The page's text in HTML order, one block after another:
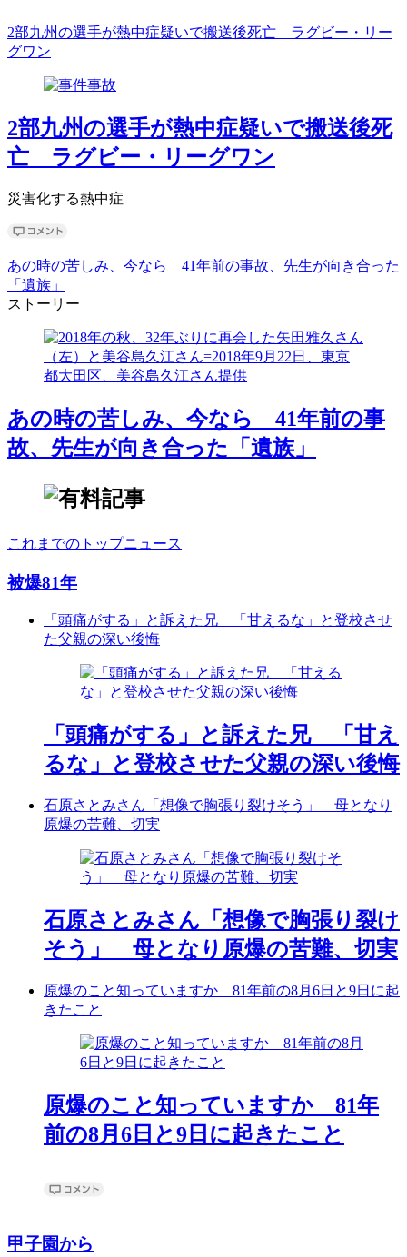
2部九州の選手が熱中症疑いで搬送後死亡 ラグビー・リー
グワン
2部九州の選手が熱中症疑いで搬送後死
亡 ラグビー・リーグワン
災害化する熱中症
あの時の苦しみ、今なら 41年前の事故、先生が向き合った
「遺族」
ストーリー
あの時の苦しみ、今なら 41年前の事
故、先生が向き合った「遺族」
これまでのトップニュース
被爆81年
「頭痛がする」と訴えた兄 「甘えるな」と登校させ
た父親の深い後悔
「頭痛がする」と訴えた兄 「甘え
るな」と登校させた父親の深い後悔
石原さとみさん「想像で胸張り裂けそう」 母となり
原爆の苦難、切実
石原さとみさん「想像で胸張り裂け
そう」 母となり原爆の苦難、切実
原爆のこと知っていますか 81年前の8月6日と9日に起
きたこと
原爆のこと知っていますか 81年
前の8月6日と9日に起きたこと
甲子園から